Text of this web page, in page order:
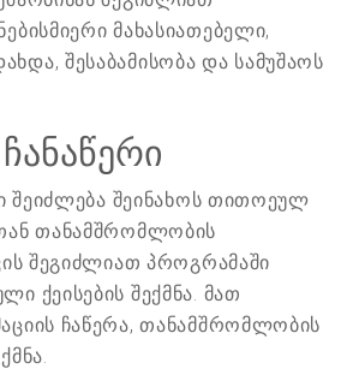
მახასიათებელი,
შესაბამისობა და სამუშაოს
შეიძლება შეინახოს თითოეულ
თანამშრომლობის
შეგიძლიათ პროგრამაში
ქეისების შექმნა. მათ
ჩაწერა, თანამშრომლობის